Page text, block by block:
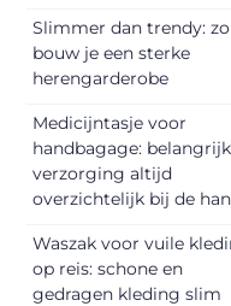
Slimmer dan trendy: zo
bouw je een sterke
herengarderobe
Medicijntasje voor
handbagage:
verzorging altijd
overzichtelijk bij de
Waszak voor vuile
op reis: schone en
gedragen kleding slim